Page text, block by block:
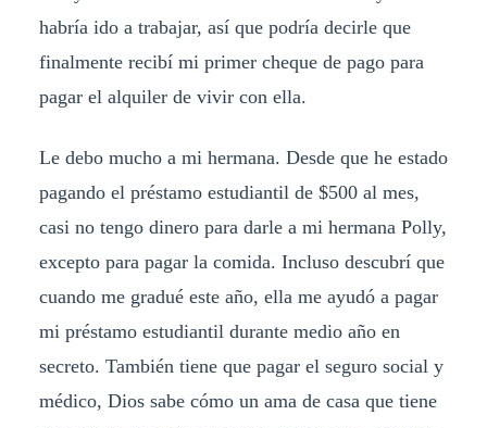
habría ido a trabajar, así que podría decirle que
finalmente recibí mi primer cheque de pago para
pagar el alquiler de vivir con ella.
Le debo mucho a mi hermana. Desde que he estado
pagando el préstamo estudiantil de $500 al mes,
casi no tengo dinero para darle a mi hermana Polly,
excepto para pagar la comida. Incluso descubrí que
cuando me gradué este año, ella me ayudó a pagar
mi préstamo estudiantil durante medio año en
secreto. También tiene que pagar el seguro social y
médico, Dios sabe cómo un ama de casa que tiene